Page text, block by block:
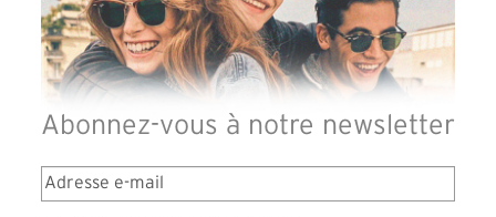
Abonnez-vous à notre newsletter